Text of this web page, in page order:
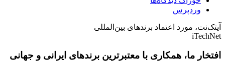
وردپرس
آیتک‌نت، مورد اعتماد برندهای بین‌المللی
iTechNet
افتخار ما، همکاری با معتبرترین برندهای ایرانی و جهانی